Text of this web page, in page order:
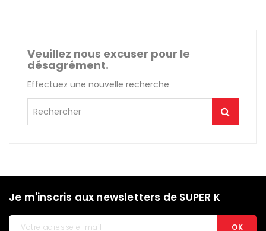
Veuillez nous excuser pour le
désagrément.
Effectuez une nouvelle recherche
Je m'inscris aux newsletters de SUPER K